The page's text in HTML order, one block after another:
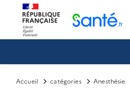
Accueil catégories Anesthésie
Panneau de gestion des cookies